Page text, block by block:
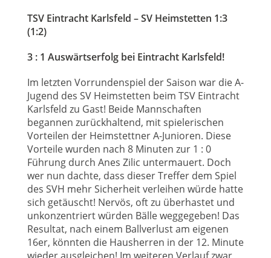
TSV Eintracht Karlsfeld – SV Heimstetten 1:3
(1:2)
3 : 1 Auswärtserfolg bei Eintracht Karlsfeld!
Im letzten Vorrundenspiel der Saison war die A-
Jugend des SV Heimstetten beim TSV Eintracht
Karlsfeld zu Gast! Beide Mannschaften
begannen zurückhaltend, mit spielerischen
Vorteilen der Heimstettner A-Junioren. Diese
Vorteile wurden nach 8 Minuten zur 1 : 0
Führung durch Anes Zilic untermauert. Doch
wer nun dachte, dass dieser Treffer dem Spiel
des SVH mehr Sicherheit verleihen würde hatte
sich getäuscht! Nervös, oft zu überhastet und
unkonzentriert würden Bälle weggegeben! Das
Resultat, nach einem Ballverlust am eigenen
16er, könnten die Hausherren in der 12. Minute